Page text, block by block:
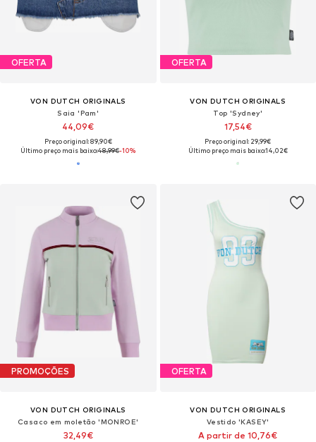
OFERTA
VON DUTCH ORIGINALS
Saia 'Pam'
44,09€
Preço original: 89,90€
Último preço mais baixo:48,99€-10%
OFERTA
VON DUTCH ORIGINALS
Top 'Sydney'
17,54€
Preço original: 29,99€
Último preço mais baixo:14,02€
PROMOÇÕES
VON DUTCH ORIGINALS
Casaco em moletão 'MONROE'
32,49€
OFERTA
VON DUTCH ORIGINALS
Vestido 'KASEY'
A partir de 10,76€